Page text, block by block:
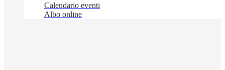
Calendario eventi
Albo online